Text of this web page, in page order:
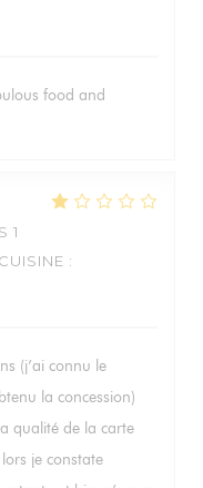
food and
1
CUISINE :
(j’ai connu le
la concession)
qualité de la carte
je constate